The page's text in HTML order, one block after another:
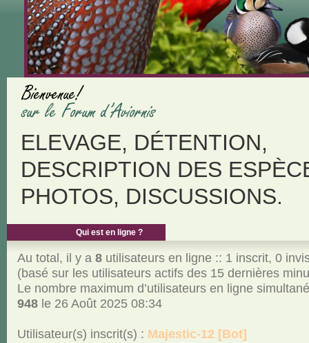
ELEVAGE, DÉTENTION,
DESCRIPTION DES
PHOTOS, DISCUSSIONS.
Qui est en ligne ?
Au total, il y a 8utilisateurs en ligne :: 1 inscrit, 0
(basé sur les utilisateurs actifs des 15 dernières
Le nombre maximum d’utilisateurs en ligne
948le 26 Août 2025 08:34
Utilisateur(s) inscrit(s) : Majestic-12 [Bot]